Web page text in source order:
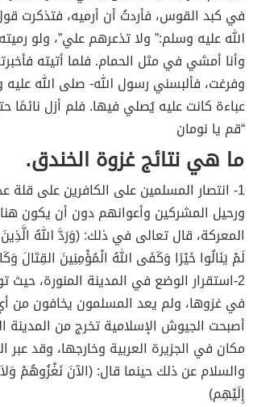
في كبد القوس، فأردتُ أن أرميه، فتذكرت
الله عليه وسلم:” ولا تذعرهم علي”، ولو
وأنا أمشي في مثل الحمام. فلما أتيته
وفرغت، فألبسني رسول الله- صلى الله
عباءة كانت عليه يُصلي فيها. فلم أزل
“قم يا نومان
ما هي نتائج غزوة الخندق.
1- انتصار المسلمين على الكافرين على
ورحيل المشركين وأعوانهم دون أن يكون
المعركة، قال تعالى في ذلك: (وَرَدَّ اللهُ
لَمْ يَنَالُوا خَيْرًا وَكَفَى اللهُ الْمُؤْمِنِينَ القِتَالَ
2-استقرار الوضع في المدينة المنورة، حيث
في غزوها، ولم يعد المسلمون يخافون من
أصبحت الجيوش الإسلامية تخرج من المدينة
مكان في الجزيرة العربية وخارجها، وقد عبر
والسلام عن ذلك حينما قال: (الآنَ نَغْزُوهُمْ
إِلَيْهِم)